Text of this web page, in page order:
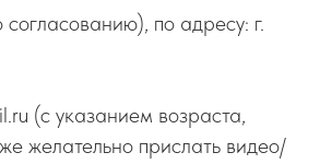
по адресу: г.
(с указанием возраста,
желательно прислать видео/